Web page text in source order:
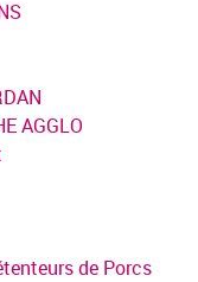
AGGLO
de Porcs